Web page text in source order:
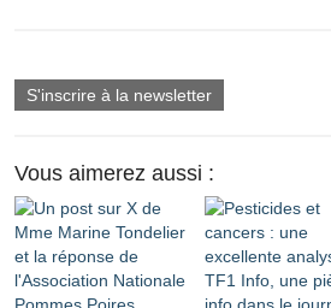
S'inscrire à la newsletter
Vous aimerez aussi :